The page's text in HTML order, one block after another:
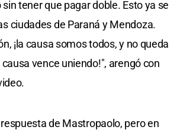
tener que pagar doble. Esto ya se
ciudades de Paraná y Mendoza.
¡la causa somos todos, y no queda
causa vence uniendo!", arengó con
de Mastropaolo, pero en